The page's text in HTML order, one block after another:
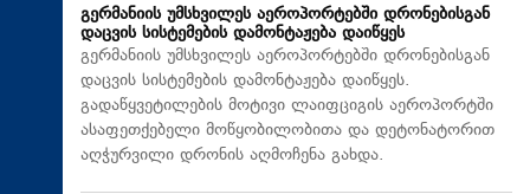
გერმანიის უმსხვილეს აეროპორტებში დრონებისგან
დაცვის სისტემების დამონტაჟება დაიწყეს
გერმანიის უმსხვილეს აეროპორტებში დრონებისგან
დაცვის სისტემების დამონტაჟება დაიწყეს.
გადაწყვეტილების მოტივი ლაიფციგის აეროპორტში
ასაფეთქებელი მოწყობილობითა და დეტონატორით
აღჭურვილი დრონის აღმოჩენა გახდა.